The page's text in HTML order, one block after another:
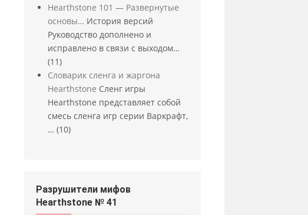
Hearthstone 101 — Развернутые
основы… История версий
Руководство дополнено и
исправлено в связи с выходом…
(11)
Словарик сленга и жаргона
Hearthstone Сленг игры
Hearthstone представляет собой
смесь сленга игр серии Варкрафт,
… (10)
Разрушители мифов
Hearthstone № 41